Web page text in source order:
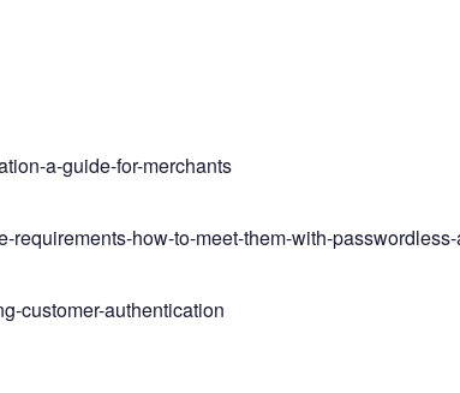
a-guide-for-merchants
how-to-meet-them-with-
customer-authentication